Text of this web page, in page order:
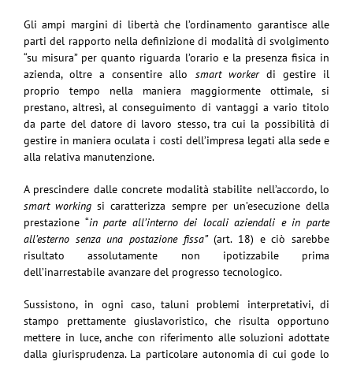
Gli ampi margini di libertà che l’ordinamento garantisce alle
parti del rapporto nella definizione di modalità di svolgimento
“su misura” per quanto riguarda l’orario e la presenza fisica in
azienda, oltre a consentire allo smart workerdi gestire il
proprio tempo nella maniera maggiormente ottimale, si
prestano, altresì, al conseguimento di vantaggi a vario titolo
da parte del datore di lavoro stesso, tra cui la possibilità di
gestire in maniera oculata i costi dell’impresa legati alla sede e
alla relativa manutenzione.
A prescindere dalle concrete modalità stabilite nell’accordo, lo
smart working si caratterizza sempre per un’esecuzione della
prestazione “in parte all’interno dei locali aziendali e in parte
all’esterno senza una postazione fissa”(art. 18) e ciò sarebbe
risultato assolutamente non ipotizzabile prima
dell’inarrestabile avanzare del progresso tecnologico.
Sussistono, in ogni caso, taluni problemi interpretativi, di
stampo prettamente giuslavoristico, che risulta opportuno
mettere in luce, anche con riferimento alle soluzioni adottate
dalla giurisprudenza. La particolare autonomia di cui gode lo